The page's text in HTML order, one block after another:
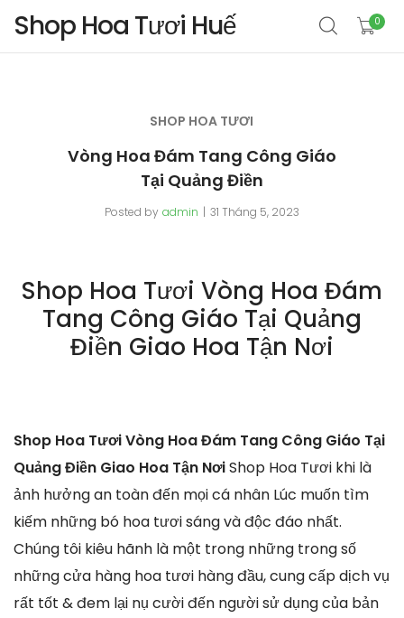
Shop Hoa Tươi Huế 0
SHOP HOA TƯƠI
Vòng Hoa Đám Tang Công Giáo
Tại Quảng Điền
Posted by admin 31 Tháng 5, 2023
Shop Hoa Tươi Vòng Hoa Đám
Tang Công Giáo Tại Quảng
Điền Giao Hoa Tận Nơi
Shop Hoa Tươi Vòng Hoa Đám Tang Công Giáo Tại
Quảng Điền Giao Hoa Tận NơiShop Hoa Tươi khi là
ảnh hưởng an toàn đến mọi cá nhân Lúc muốn tìm
kiếm những bó hoa tươi sáng và độc đáo nhất.
Chúng tôi kiêu hãnh là một trong những trong số
những cửa hàng hoa tươi hàng đầu, cung cấp dịch vụ
rất tốt & đem lại nụ cười đến người sử dụng của bản